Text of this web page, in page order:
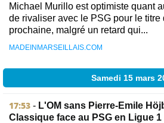
Michael Murillo est optimiste quant
de rivaliser avec le PSG pour le
prochaine, malgré un retard qui...
MADEINMARSEILLAIS.COM
Samedi 15 mars
17:53 - L'OM sans Pierre-Emile
Classique face au PSG en Ligue 1